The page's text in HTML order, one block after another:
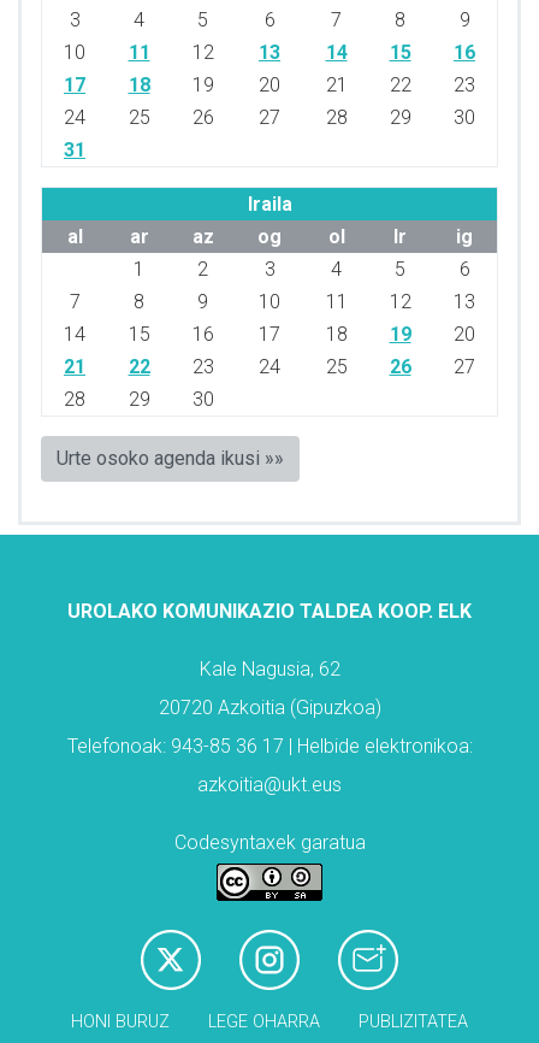
3
4 5 6 7 8
9
10
11 12 13 14 15
16
17
18 19 20 21 22
23
24
25 26 27 28 29
30
31
Iraila
al
ar az og ol lr
ig
1
2 3 4 5
6
7
8 9 10 11 12
13
14
15 16 17 18 19
20
21
22 23 24 25 26
27
28
29 30
Urte osoko agenda ikusi »»
UROLAKO KOMUNIKAZIO TALDEA KOOP. ELK
Kale Nagusia, 62
20720 Azkoitia (Gipuzkoa)
Telefonoak: 943-85 36 17 | Helbide elektronikoa:
azkoitia@ukt.eus
Codesyntaxek garatua
HONI BURUZ LEGE OHARRA PUBLIZITATEA